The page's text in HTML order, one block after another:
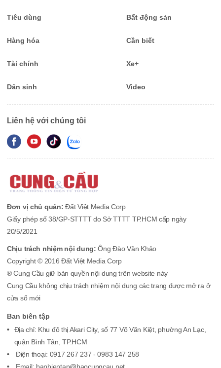
Tiêu dùng Bất động sản
Hàng hóa Cần biết
Tài chính Xe+
Dân sinh Video
Liên hệ với chúng tôi
Đơn vị chủ quản: Đất Việt Media Corp
Giấy phép số 38/GP-STTTT do Sở TTTT TP.HCM cấp ngày
20/5/2021
Chịu trách nhiệm nội dung:Ông Đào Văn Khảo
Copyright © 2016 Đất Việt Media Corp
® Cung Cầu giữ bản quyền nội dung trên website này
Cung Cầu không chịu trách nhiệm nội dung các trang được mở ra ở
cửa sổ mới
Ban biên tập
Địa chỉ: Khu đô thị Akari City, số 77 Võ Văn Kiệt, phường An Lạc,
quận Bình Tân, TP.HCM
Điện thoại: 0917 267 237 - 0983 147 258